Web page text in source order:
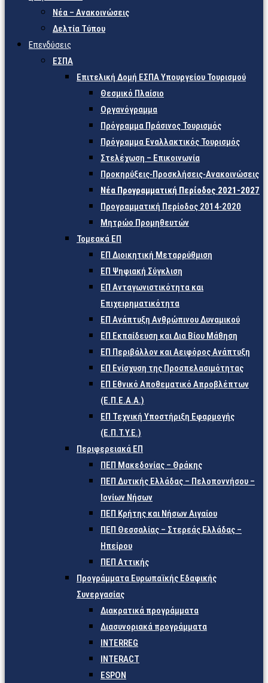
Νέα – Ανακοινώσεις
Δελτία Τύπου
Επενδύσεις
ΕΣΠΑ
Επιτελική Δομή ΕΣΠΑ Υπουργείου Τουρισμού
Θεσμικό Πλαίσιο
Οργανόγραμμα
Πρόγραμμα Πράσινος Τουρισμός
Πρόγραμμα Εναλλακτικός Τουρισμός
Στελέχωση – Επικοινωνία
Προκηρύξεις-Προσκλήσεις-Ανακοινώσεις
Νέα Προγραμματική Περίοδος 2021-2027
Προγραμματική Περίοδος 2014-2020
Μητρώο Προμηθευτών
Τομεακά ΕΠ
ΕΠ Διοικητική Μεταρρύθμιση
ΕΠ Ψηφιακή Σύγκλιση
ΕΠ Ανταγωνιστικότητα και
Επιχειρηματικότητα
ΕΠ Ανάπτυξη Ανθρώπινου Δυναμικού
ΕΠ Εκπαίδευση και Δια Βίου Μάθηση
ΕΠ Περιβάλλον και Αειφόρος Ανάπτυξη
ΕΠ Ενίσχυση της Προσπελασιμότητας
ΕΠ Εθνικό Αποθεματικό Απροβλέπτων
(Ε.Π.Ε.Α.Α.)
ΕΠ Τεχνική Υποστήριξη Εφαρμογής
(Ε.Π.Τ.Υ.Ε.)
Περιφερειακά ΕΠ
ΠΕΠ Μακεδονίας – Θράκης
ΠΕΠ Δυτικής Ελλάδας – Πελοποννήσου –
Ιονίων Νήσων
ΠΕΠ Κρήτης και Νήσων Αιγαίου
ΠΕΠ Θεσσαλίας – Στερεάς Ελλάδας –
Ηπείρου
ΠΕΠ Αττικής
Προγράμματα Ευρωπαϊκής Εδαφικής
Συνεργασίας
Διακρατικά προγράμματα
Διασυνοριακά προγράμματα
INTERREG
INTERACT
ESPON